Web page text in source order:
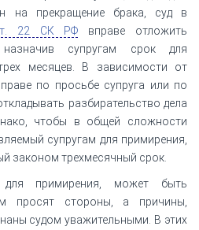
на прекращение брака, суд в
22 СК РФ вправе отложить
назначив супругам срок для
месяцев. В зависимости от
по просьбе супруга или по
разбирательство дела
чтобы в общей сложности
супругам для примирения,
законом трехмесячный срок.
для примирения, может быть
просят стороны, а причины,
судом уважительными. В этих